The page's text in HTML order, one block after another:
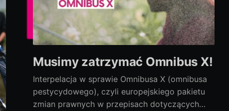
Musimy zatrzymać Omnibus X!
Interpelacja w sprawie Omnibusa X (omnibusa
pestycydowego), czyli europejskiego pakietu
zmian prawnych w przepisach dotyczących